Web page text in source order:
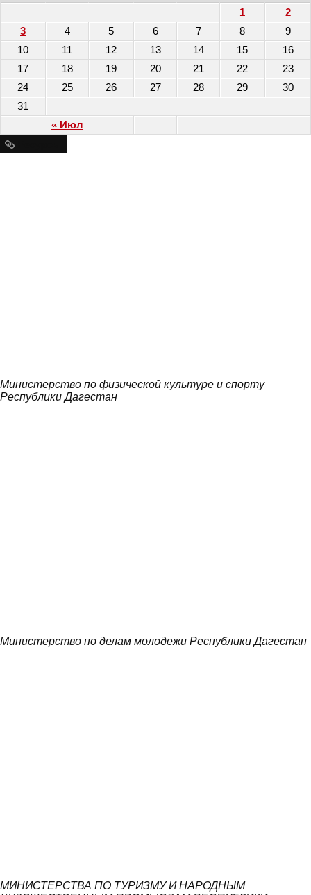
« Июл
1
2
3
4 5 6 7 8
9
10
11 12 13 14 15
16
17
18 19 20 21 22
23
24
25 26 27 28 29
30
31
Министерство по физической культуре и спорту
Республики Дагестан
Министерство по делам молодежи Республики Дагестан
МИНИСТЕРСТВА ПО ТУРИЗМУ И НАРОДНЫМ